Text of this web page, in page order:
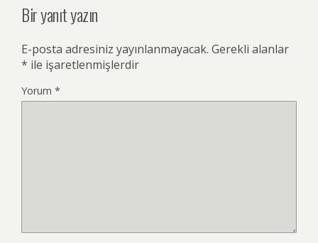
Bir yanıt yazın
E-posta adresiniz yayınlanmayacak. Gerekli alanlar
* ile işaretlenmişlerdir
Yorum *